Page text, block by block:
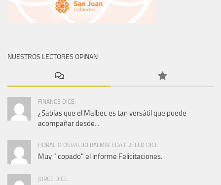
NUESTROS LECTORES OPINAN
FINANCE DICE:
¿Sabías que el Malbec es tan versátil que puede
acompañar desde...
HORACIO OSVALDO BALMACEDA CUELLO DICE:
Muy " copado" el informe Felicitaciones.
JORGE DICE: